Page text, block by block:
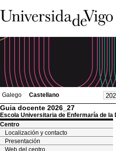
Galego Castellano
Guia docente 2026_27
Escola Universitaria de Enfermaría de
Centro
Localización y contacto
Presentación
Web del centro